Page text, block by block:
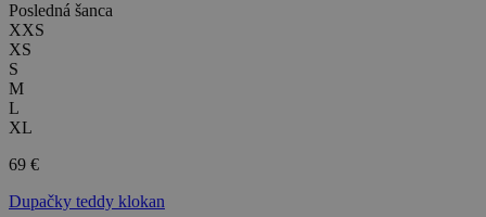
Posledná šanca
XXS
XS
S
M
L
XL
69 €
Dupačky teddy klokan